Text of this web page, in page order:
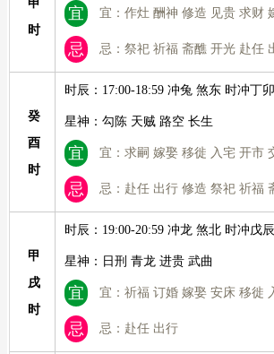
申
时
宜 宜：作灶 酬神 修造 见贵 求财
忌 忌：祭祀 祈福 斋醮 开光 赴任
癸
酉
时
时辰：17:00-18:59 冲兔 煞东 时冲丁卯
星神：勾陈 天贼 路空 长生
宜 宜：求嗣 嫁娶 移徙 入宅 开市
忌 忌：赴任 出行 修造 祭祀 祈福
甲
戌
时
时辰：19:00-20:59 冲龙 煞北 时冲戊辰
星神：日刑 青龙 进贵 武曲
宜 宜：祈福 订婚 嫁娶 安床 移徙
忌 忌：赴任 出行